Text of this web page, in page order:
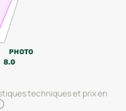
PHOTO
8.0
techniques et prix en